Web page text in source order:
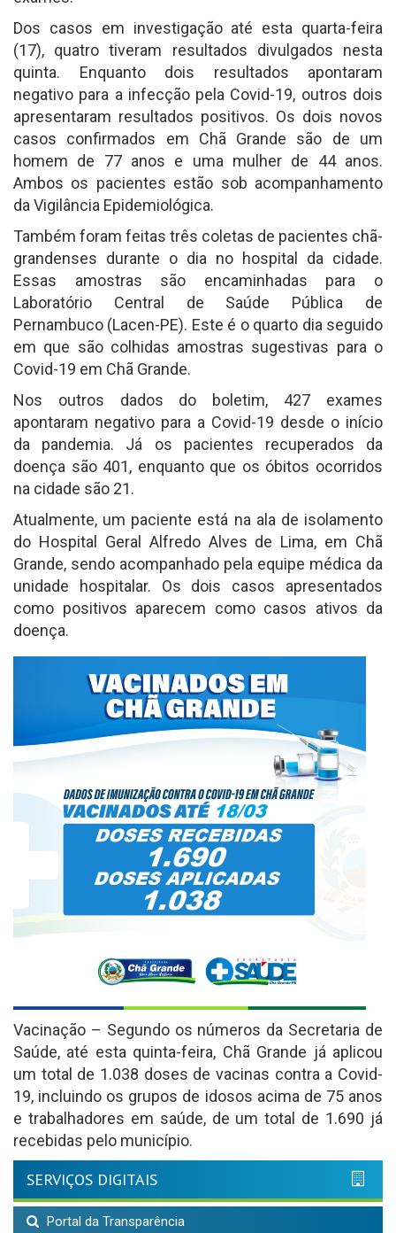
Dos casos em investigação até esta quarta-feira
(17), quatro tiveram resultados divulgados nesta
quinta. Enquanto dois resultados apontaram
negativo para a infecção pela Covid-19, outros dois
apresentaram resultados positivos. Os dois novos
casos confirmados em Chã Grande são de um
homem de 77 anos e uma mulher de 44 anos.
Ambos os pacientes estão sob acompanhamento
da Vigilância Epidemiológica.
Também foram feitas três coletas de pacientes chã-
grandenses durante o dia no hospital da cidade.
Essas amostras são encaminhadas para o
Laboratório Central de Saúde Pública de
Pernambuco (Lacen-PE). Este é o quarto dia seguido
em que são colhidas amostras sugestivas para o
Covid-19 em Chã Grande.
Nos outros dados do boletim, 427 exames
apontaram negativo para a Covid-19 desde o início
da pandemia. Já os pacientes recuperados da
doença são 401, enquanto que os óbitos ocorridos
na cidade são 21.
Atualmente, um paciente está na ala de isolamento
do Hospital Geral Alfredo Alves de Lima, em Chã
Grande, sendo acompanhado pela equipe médica da
unidade hospitalar. Os dois casos apresentados
como positivos aparecem como casos ativos da
doença.
Vacinação – Segundo os números da Secretaria de
Saúde, até esta quinta-feira, Chã Grande já aplicou
um total de 1.038 doses de vacinas contra a Covid-
19, incluindo os grupos de idosos acima de 75 anos
e trabalhadores em saúde, de um total de 1.690 já
recebidas pelo município.
SERVIÇOS DIGITAIS
Portal da Transparência